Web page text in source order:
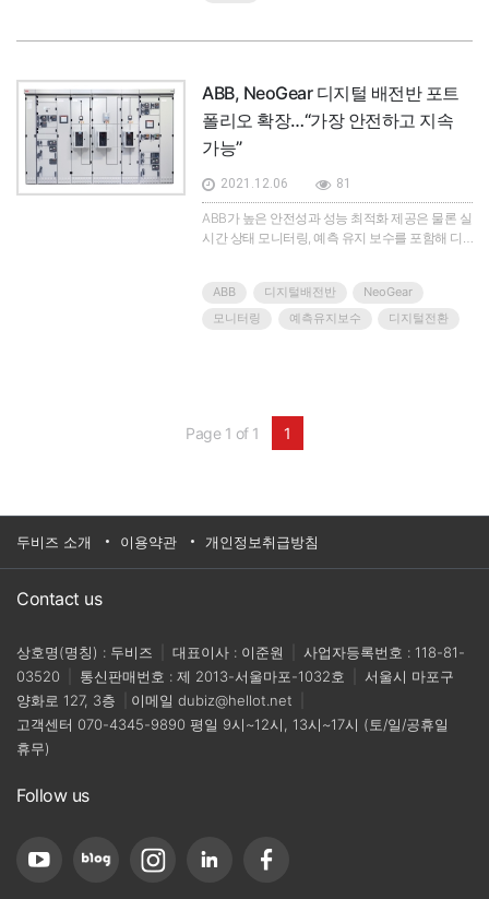
ABB, NeoGear 디지털 배전반 포트
폴리오 확장…“가장 안전하고 지속
가능”
2021.12.06 81
ABB가 높은 안전성과 성능 최적화 제공은 물론 실
시간 상태 모니터링, 예측 유지 보수를 포함해 디
NeoGear 기술을 바탕으로 운영자, 유지 보수 엔지
니어를 위한 가장 안전한 저압 배전반 NeoGear로
성을 높여준다.아크 점화 보호 구역은 일상적인 작
업 및 수리 시 유지 보수 인력을 더 안전하게 보호
한다. 동시에 배전반 작업자가 맞닥뜨릴 수 있는
NeoGear 배전반은 같은 급 배전반과 비교해 최대
25%까지 물리적 설치 공간을 줄인다. 작은 설치
공간에서 손실도 적어 에너지 효율을 최대 20% 높
일 수 있다.최근에 출시된 3상 4선식 버전과 출시
및 경공업에도 이상적인데, 이런 산업은 가장 높은
안전 표준과 수준 높은 신뢰성이 필수적이고, 설치
되기 때문이다.강화된 솔루션은 안전성 향상, 같은
급 최고의 지속 가능성 인증 및 타의 추종을 불허
더 효율적인 상태 모니터링이 가능해 운영비용을
30%까지 줄이고, 지속 가능한 배전반을 위한 혁신
ABB 디지털배전반
NeoGear
모니터링
예측유지보수 디지털전환
Page 1 of 1 1
두비즈 소개 이용약관 개인정보취급방침
Contact us
상호명(명칭) : 두비즈 대표이사 : 이준원
사업자등록번호 : 118-81-
03520
통신판매번호 : 제 2013-서울마포-1032호
서울시 마포구
양화로 127, 3층
이메일 dubiz@hellot.net
고객센터 070-4345-9890 평일 9시~12시, 13시~17시 (토/일/공휴일
휴무)
Follow us